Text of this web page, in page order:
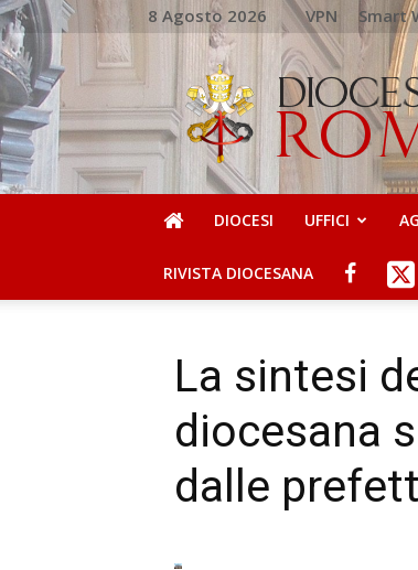
8 Agosto 2026 VPN Smart
DIOCESI
DI
ROMA
DIOCESI UFFICI
RIVISTA DIOCESANA
La sintesi
diocesana
dalle